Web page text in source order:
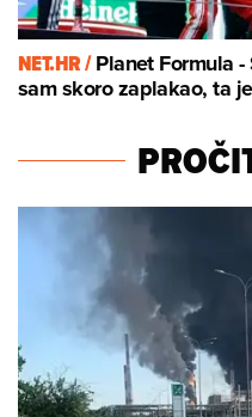
NET.HR /Planet Formula
sam skoro zaplakao, ta